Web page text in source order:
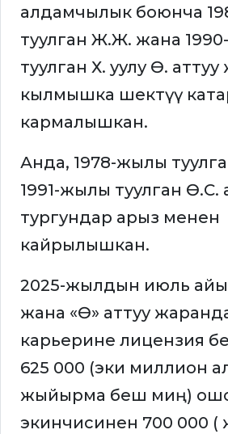
алдамчылык боюнча
туулган Ж.Ж. жана
туулган Х. уулу Ө.
кылмышка шектүү
кармалышкан.
Анда, 1978-жылы
1991-жылы туулган Ө.С.
тургундар арыз менен
кайрылышкан.
2025-жылдын июль
жана «Ө» аттуу
карьерине лицензия
625 000 (эки миллион
жыйырма беш миң)
экинчисинен 700 000 (